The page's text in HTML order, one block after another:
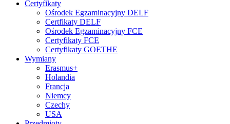
Certyfikaty
Ośrodek Egzaminacyjny DELF
Certfikaty DELF
Ośrodek Egzaminacyjny FCE
Certyfikaty FCE
Certyfikaty GOETHE
Wymiany
Erasmus+
Holandia
Francja
Niemcy
Czechy
USA